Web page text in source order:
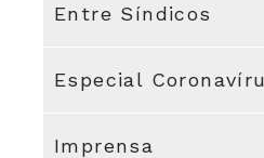
Entre Síndicos
Especial
Imprensa